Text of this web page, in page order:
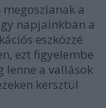
a
napjainkban a
eszközzé
ezt figyelembe
lenne a vallások
kersztül